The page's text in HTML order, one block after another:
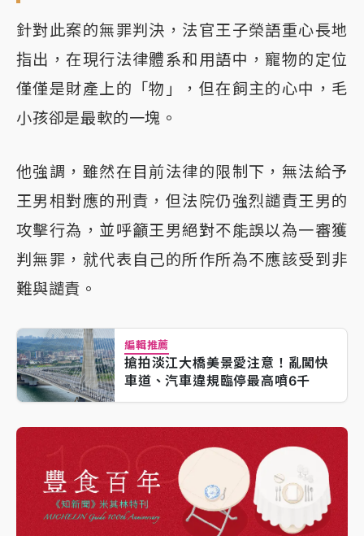
針對此案的無罪判決，法官王子榮語重心長地
指出，在現行法律體系和用語中，寵物的定位
僅僅是財產上的「物」，但在飼主的心中，毛
小孩卻是最軟的一塊。
他強調，雖然在目前法律的限制下，無法給予
王男相對應的刑責，但法院仍強烈譴責王男的
攻擊行為，並呼籲王男絕對不能誤以為一審獲
判無罪，就代表自己的所作所為不應該受到非
難與譴責。
編輯推薦
搶拍淡江大橋美景愛注意！亂闖快
車道、汽車違規臨停最高噴6千